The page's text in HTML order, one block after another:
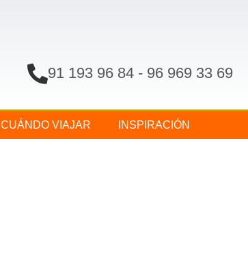
91 193 96 84- 96 969 33 69
CUÁNDO VIAJAR INSPIRACIÓN